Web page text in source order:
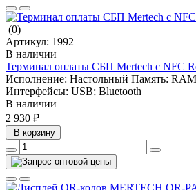
(0)
Артикул: 1992
В наличии
Терминал оплаты СБП Mertech с NFC
Исполнение: Настольный Память:
Интерфейсы: USB; Bluetooth
В наличии
2 930 ₽
В корзину